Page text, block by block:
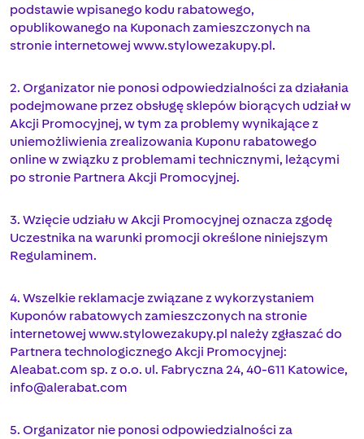
podstawie wpisanego kodu rabatowego,
opublikowanego na Kuponach zamieszczonych na
stronie internetowej www.stylowezakupy.pl.
2. Organizator nie ponosi odpowiedzialności za działania
podejmowane przez obsługę sklepów biorących udział w
Akcji Promocyjnej, w tym za problemy wynikające z
uniemożliwienia zrealizowania Kuponu rabatowego
online w związku z problemami technicznymi, leżącymi
po stronie Partnera Akcji Promocyjnej.
3. Wzięcie udziału w Akcji Promocyjnej oznacza zgodę
Uczestnika na warunki promocji określone niniejszym
Regulaminem.
4. Wszelkie reklamacje związane z wykorzystaniem
Kuponów rabatowych zamieszczonych na stronie
internetowej www.stylowezakupy.pl należy zgłaszać do
Partnera technologicznego Akcji Promocyjnej:
Aleabat.com sp. z o.o. ul. Fabryczna 24, 40-611 Katowice,
info@alerabat.com
5. Organizator nie ponosi odpowiedzialności za